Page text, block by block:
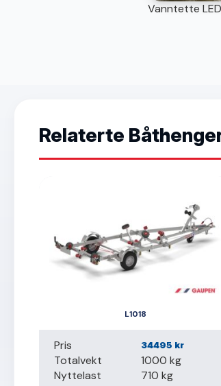
Vanntette
Relaterte
L1018
Pris 34495 kr
Totalvekt
1000 kg
Nyttelast
710 kg